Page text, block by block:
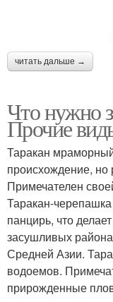
читать дальше →
Что нужно
Прочие
Таракан
происхождение, но
Примечателен
Таракан-
панцирь, что
засушливых
Средней Азии.
водоемов.
прирожденные